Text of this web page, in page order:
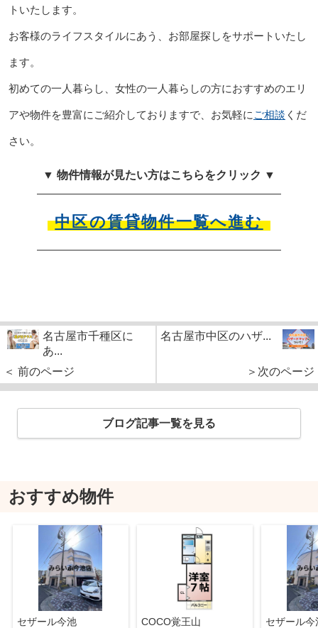
トいたします。
お客様のライフスタイルにあう、お部屋探しをサポートいたし
ます。
初めての一人暮らし、女性の一人暮らしの方におすすめのエリ
アや物件を豊富にご紹介しておりますで、お気軽に ご相談 くだ
さい。
▼ 物件情報が見たい方はこちらをクリック ▼
中区の賃貸物件一覧へ進む
名古屋市千種区に
あ...
＜ 前のページ
名古屋市中区のハザ...
＞次のページ
ブログ記事一覧を見る
おすすめ物件
セザール今池
COCO覚王山
セザール今